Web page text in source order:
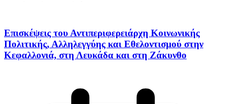
Επισκέψεις του Αντιπεριφερειάρχη Κοινωνικής
Πολιτικής, Αλληλεγγύης και Εθελοντισμού στην
Κεφαλλονιά, στη Λευκάδα και στη Ζάκυνθο